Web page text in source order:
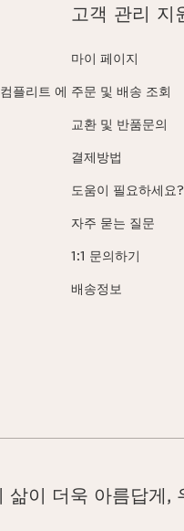
플리트 에
고객 관리 지
마이 페이지
주문 및 배송 조회
교환 및 반품문의
결제방법
도움이 필요하세요?
자주 묻는 질문
1:1 문의하기
배송정보
삶이 더욱 아름답게,